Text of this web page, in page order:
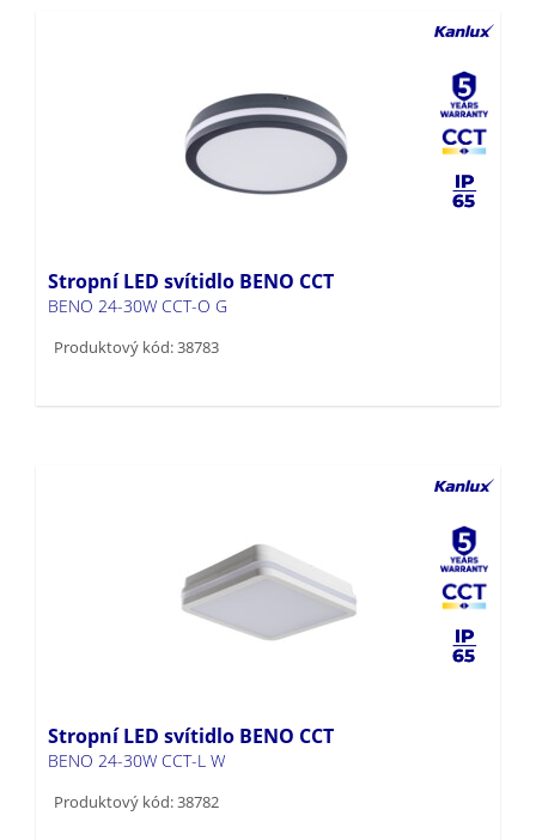
Stropní LED svítidlo BENO CCT
BENO 24-30W CCT-O G
Produktový kód: 38783
Stropní LED svítidlo BENO CCT
BENO 24-30W CCT-L W
Produktový kód: 38782